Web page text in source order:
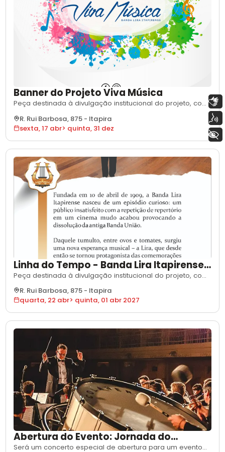
Banner do Projeto Viva Música
Peça destinada à divulgação institucional do projeto, com
patrocinadores e ao mecanismo de incentivo. Será
utilizada no contexto de comunicação oficial das
atividades do projeto e aplicada em [informar local/meio:
redes sociais, cartaz, banner,
R. Rui Barbosa, 875 - Itapira
sexta, 17 abr> quinta, 31 dez
Linha do Tempo - Banda Lira Itapirense
117 anos
Peça destinada à divulgação institucional do projeto, com
patrocinadores e ao mecanismo de incentivo. Será
utilizada no contexto de comunicação oficial das
atividades do projeto e aplicada em formato de
exposição na sede da coorporação durante
R. Rui Barbosa, 875 - Itapira
quarta, 22 abr> quinta, 01 abr 2027
Abertura do Evento: Jornada do
Patrimônio
Será um concerto especial de abertura para um evento
Libras